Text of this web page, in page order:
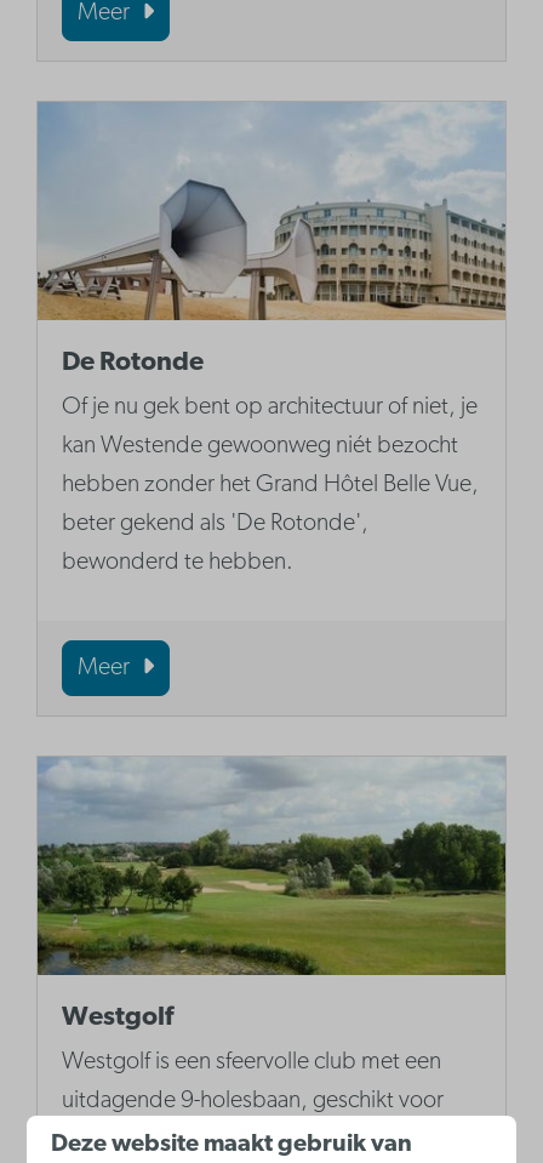
Meer
De Rotonde
Of je nu gek bent op architectuur of niet, je
kan Westende gewoonweg niét bezocht
hebben zonder het Grand Hôtel Belle Vue,
beter gekend als 'De Rotonde',
bewonderd te hebben.
Meer
Westgolf
Westgolf is een sfeervolle club met een
uitdagende 9-holesbaan, geschikt voor
zowel beginners als gevorderden. Ideaal
Deze website maakt gebruik van